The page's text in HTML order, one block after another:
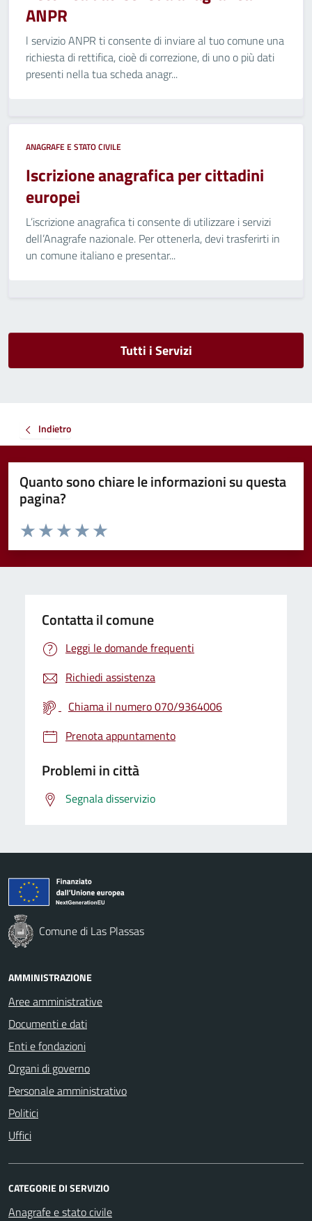
ANPR
l servizio ANPR ti consente di inviare al tuo comune una
richiesta di rettifica, cioè di correzione, di uno o più dati
presenti nella tua scheda anagr...
ANAGRAFE E STATO CIVILE
Iscrizione anagrafica per cittadini
europei
L’iscrizione anagrafica ti consente di utilizzare i servizi
dell’Anagrafe nazionale. Per ottenerla, devi trasferirti in
un comune italiano e presentar...
Tutti i Servizi
Indietro
Quanto sono chiare le informazioni su questa
pagina?
Valuta da 1 a 5 stelle la pagina
Valuta 5 stelle su 5
Valuta 4 stelle su 5
Valuta 3 stelle su 5
Valuta 2 stelle su 5
Valuta 1 stelle su 5
Contatta il comune
Leggi le domande frequenti
Richiedi assistenza
Chiama il numero 070/9364006
Prenota appuntamento
Problemi in città
Segnala disservizio
Comune di Las Plassas
AMMINISTRAZIONE
Aree amministrative
Documenti e dati
Enti e fondazioni
Organi di governo
Personale amministrativo
Politici
Uffici
CATEGORIE DI SERVIZIO
Anagrafe e stato civile